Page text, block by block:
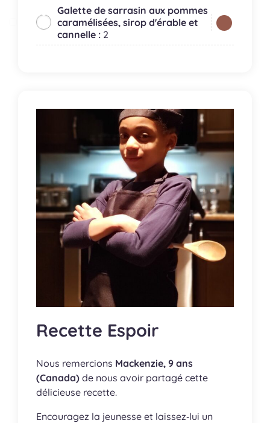
Galette de sarrasin aux pommes
caramélisées, sirop d'érable et
cannelle : 2
Recette Espoir
Nous remercions Mackenzie, 9 ans
(Canada) de nous avoir partagé cette
délicieuse recette.
Encouragez la jeunesse et laissez‑lui un